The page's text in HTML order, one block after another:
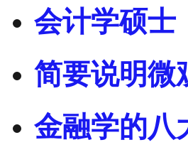
会计学硕士
简要说明微
金融学的八